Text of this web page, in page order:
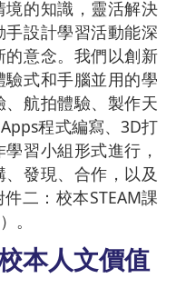
的知識，靈活解決
設計學習活動能深
意念。我們以創新
式和手腦並用的學
航拍體驗、製作天
程式編寫、3D打
習小組形式進行，
發現、合作，以及
二：校本STEAM課
。
本人文價值